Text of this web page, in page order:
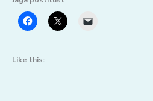
Like this: